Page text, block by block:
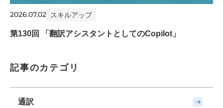
2026.07.02 スキルアップ
第130回 「翻訳アシスタントとしてのCopilot」
記事のカテゴリ
通訳